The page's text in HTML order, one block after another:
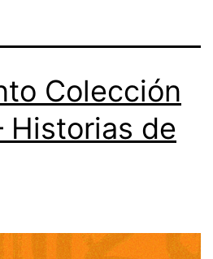
Colección
Historias de